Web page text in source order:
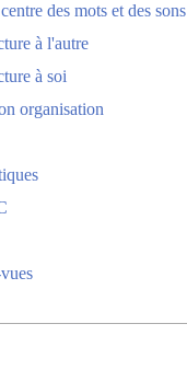
des mots et des sons
à l'autre
à soi
organisation